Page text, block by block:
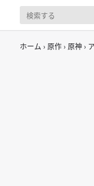
ホーム 原作 原神